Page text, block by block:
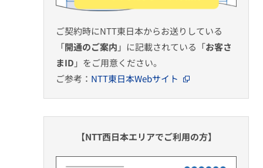
ご契約時にNTT東日本からお送りしている
「開通のご案内 」に記載されている「お客さ
まID 」をご用意ください。
ご参考： NTT東日本Webサイト
【NTT西日本エリアでご利用の方】